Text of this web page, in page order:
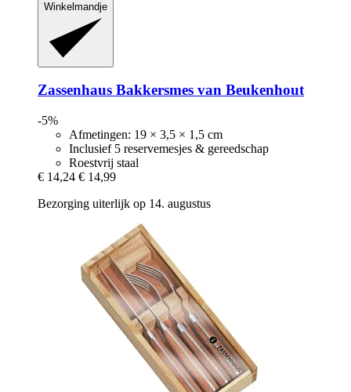
Winkelmandje
Zassenhaus Bakkersmes van Beukenhout
-5%
Afmetingen: 19 × 3,5 × 1,5 cm
Inclusief 5 reservemesjes & gereedschap
Roestvrij staal
€ 14,24 € 14,99
Bezorging uiterlijk op 14. augustus